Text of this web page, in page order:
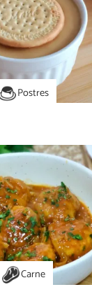
Postres
Carne